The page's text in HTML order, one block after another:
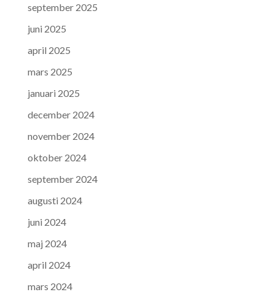
september 2025
juni 2025
april 2025
mars 2025
januari 2025
december 2024
november 2024
oktober 2024
september 2024
augusti 2024
juni 2024
maj 2024
april 2024
mars 2024